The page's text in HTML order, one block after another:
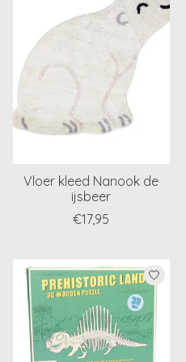
Vloer kleed Nanook de
ijsbeer
€17,95